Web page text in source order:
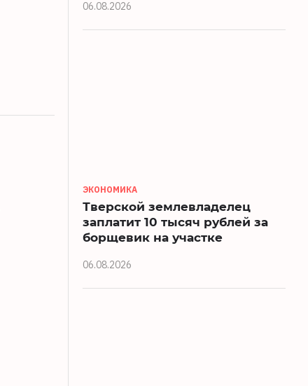
06.08.2026
ЭКОНОМИКА
Тверской землевладелец
заплатит 10 тысяч рублей за
борщевик на участке
06.08.2026